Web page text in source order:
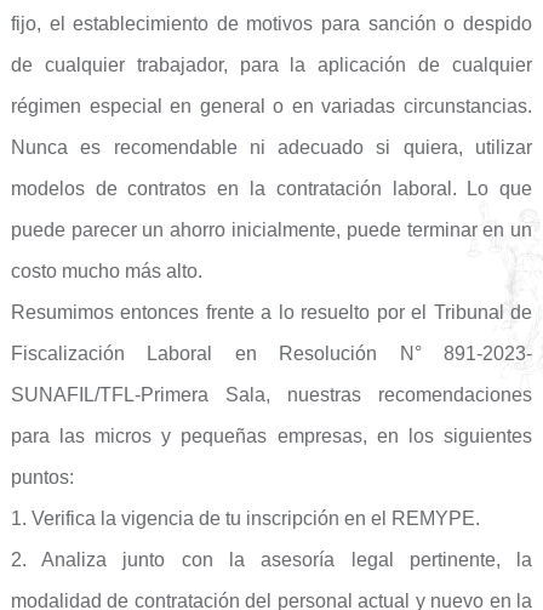
fijo, el establecimiento de motivos para sanción o despido
de cualquier trabajador, para la aplicación de cualquier
régimen especial en general o en variadas circunstancias.
Nunca es recomendable ni adecuado si quiera, utilizar
modelos de contratos en la contratación laboral. Lo que
puede parecer un ahorro inicialmente, puede terminar en un
costo mucho más alto.
Resumimos entonces frente a lo resuelto por el Tribunal de
Fiscalización Laboral en Resolución N° 891-2023-
SUNAFIL/TFL-Primera Sala, nuestras recomendaciones
para las micros y pequeñas empresas, en los siguientes
puntos:
1. Verifica la vigencia de tu inscripción en el REMYPE.
2. Analiza junto con la asesoría legal pertinente, la
modalidad de contratación del personal actual y nuevo en la